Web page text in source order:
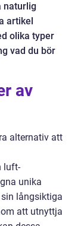
naturlig
artikel
olika typer
vad du bör
av
alternativ att
luft-
unika
långsiktiga
att utnyttja